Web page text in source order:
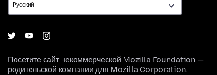
Посетите сайт некоммерческой Mozilla Foundation —
родительской компании для Mozilla Corporation.